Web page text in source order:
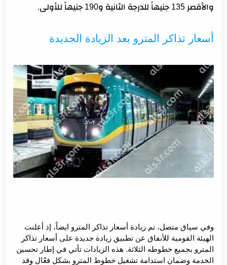
والأقصر 135 جنيهاً للدرجة الثانية و190 جنيهاً للأولى.
أسعار تذاكر المترو بعد الزيادة الجديدة
وفي سياق متصل، تم زيادة أسعار تذاكر المترو ايضاً، إذ أعلنت
الهيئة القومية للأنفاق عن تطبيق زيادة جديدة على أسعار تذاكر
المترو بجميع خطوطه الثلاثة. هذه الزيادات تأتي في إطار تحسين
الخدمة وضمان استدامة تشغيل خطوط المترو بشكل فعّال وقد